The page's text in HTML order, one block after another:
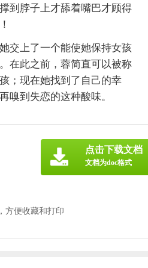
到脖子上才舔着嘴巴才顾得
交上了一个能使她保持女孩
在此之前，蓉简直可以被称
；现在她找到了自己的幸
嗅到失恋的这种酸味。
方便收藏和打印
点击下载文档
文档为doc格式